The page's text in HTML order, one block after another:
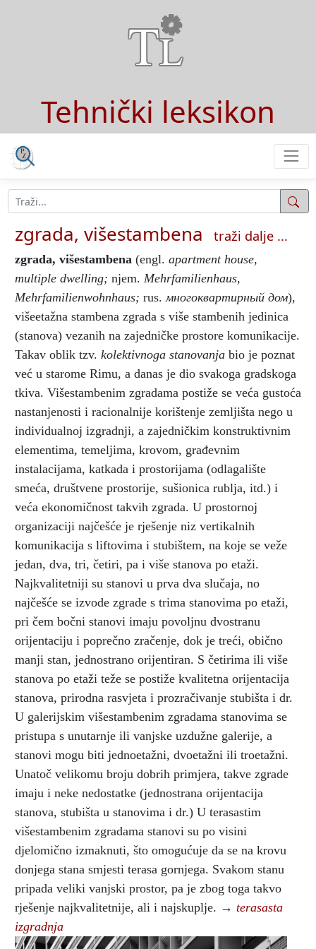
Tehnički leksikon
zgrada, višestambena traži dalje ...
zgrada, višestambena (engl. apartment house,
multiple dwelling; njem. Mehrfamilienhaus,
Mehrfamilienwohnhaus; rus.многоквартирный дом),
višeetažna stambena zgrada s više stambenih jedinica
(stanova) vezanih na zajedničke prostore komunikacije.
Takav oblik tzv. kolektivnoga stanovanja bio je poznat
već u starome Rimu, a danas je dio svakoga gradskoga
tkiva. Višestambenim zgradama postiže se veća gustoća
nastanjenosti i racionalnije korištenje zemljišta nego u
individualnoj izgradnji, a zajedničkim konstruktivnim
elementima, temeljima, krovom, građevnim
instalacijama, katkada i prostorijama (odlagalište
smeća, društvene prostorije, sušionica rublja, itd.) i
veća ekonomičnost takvih zgrada. U prostornoj
organizaciji najčešće je rješenje niz vertikalnih
komunikacija s liftovima i stubištem, na koje se veže
jedan, dva, tri, četiri, pa i više stanova po etaži.
Najkvalitetniji su stanovi u prva dva slučaja, no
najčešće se izvode zgrade s trima stanovima po etaži,
pri čem bočni stanovi imaju povoljnu dvostranu
orijentaciju i poprečno zračenje, dok je treći, obično
manji stan, jednostrano orijentiran. S četirima ili više
stanova po etaži teže se postiže kvalitetna orijentacija
stanova, prirodna rasvjeta i prozračivanje stubišta i dr.
U galerijskim višestambenim zgradama stanovima se
pristupa s unutarnje ili vanjske uzdužne galerije, a
stanovi mogu biti jednoetažni, dvoetažni ili troetažni.
Unatoč velikomu broju dobrih primjera, takve zgrade
imaju i neke nedostatke (jednostrana orijentacija
stanova, stubišta u stanovima i dr.) U terasastim
višestambenim zgradama stanovi su po visini
djelomično izmaknuti, što omogućuje da se na krovu
donjega stana smjesti terasa gornjega. Svakom stanu
pripada veliki vanjski prostor, pa je zbog toga takvo
rješenje najkvalitetnije, ali i najskuplje. → terasasta
izgradnja